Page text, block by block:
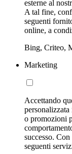
esterne al
A tal fine,
seguenti
online, a
Bing, Criteo,
Marketing
Accettando
o promozioni
successo.
seguenti